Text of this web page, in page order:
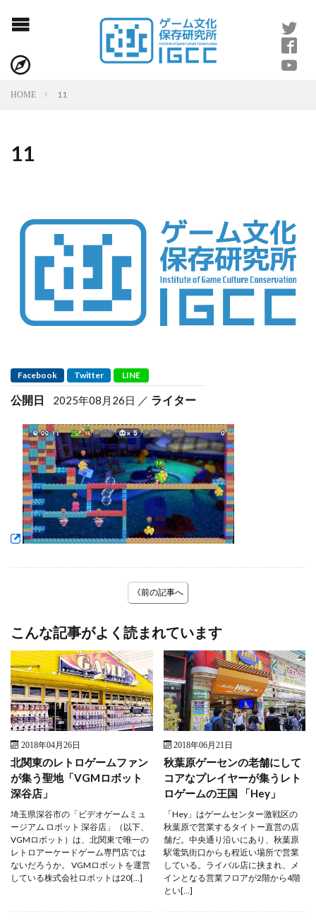
HOME 11
11
Facebook Twitter LINE
公開日 2025年08月26日 ライター
《前の記事へ
こんな記事がよく読まれています
2018年04月26日
北関東のレトロゲームファン
が集う聖地「VGMロボット
深谷店」
埼玉県深谷市の「ビデオゲームミュ
ージアム ロボット 深谷店」（以下、
VGMロボット）は、北関東で唯一の
レトロアーケードゲーム専門店では
ないだろうか。 VGMロボットを運営
している株式会社ロボットは20[…]
2018年06月21日
秋葉原ゲーセンの老舗にして
コアなプレイヤーが集うレト
ロゲームの王国 「Hey」
「Hey」はゲームセンター激戦区の
秋葉原で営業するタイトー直営の店
舗だ。中央通り沿いにあり、秋葉原
駅電気街口からも程近い場所で営業
している。ライバル店に挟まれ、メ
インとなる営業フロアが2階から4階
とい[…]